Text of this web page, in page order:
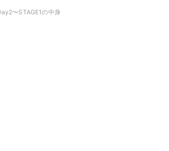
〜STAGE1の中身